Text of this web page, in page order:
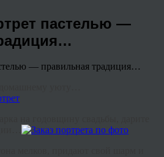
пастелью —